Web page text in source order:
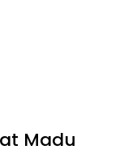
Madu